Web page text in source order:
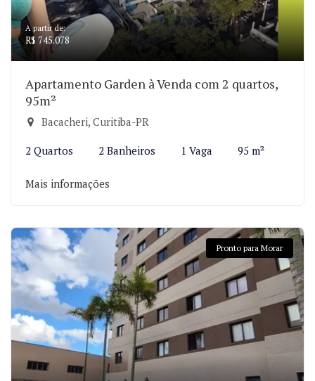
A partir de:
R$ 745.078
Apartamento Garden à Venda com 2 quartos,
95m²
Bacacheri, Curitiba-PR
2 Quartos 2 Banheiros 1 Vaga 95 m²
Mais informações
Pronto para Morar